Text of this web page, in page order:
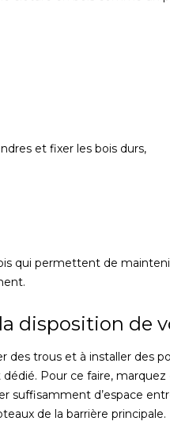
et fixer les bois durs,
qui permettent de
disposition de
trous et à installer des
Pour ce faire, marquez
suffisamment d’espace
de la barrière